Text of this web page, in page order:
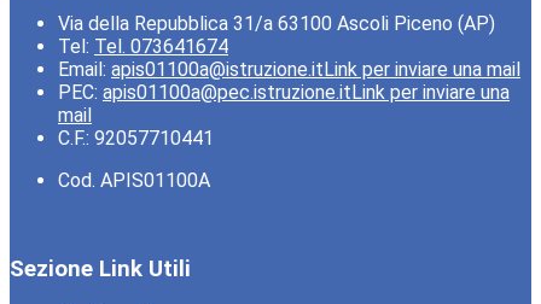
Via della Repubblica 31/a 63100 Ascoli Piceno (AP)
Tel: Tel. 073641674
Email: apis01100a@istruzione.itLink per inviare una mail
PEC: apis01100a@pec.istruzione.itLink per inviare una
mail
C.F.: 92057710441
Cod. APIS01100A
Sezione Link Utili